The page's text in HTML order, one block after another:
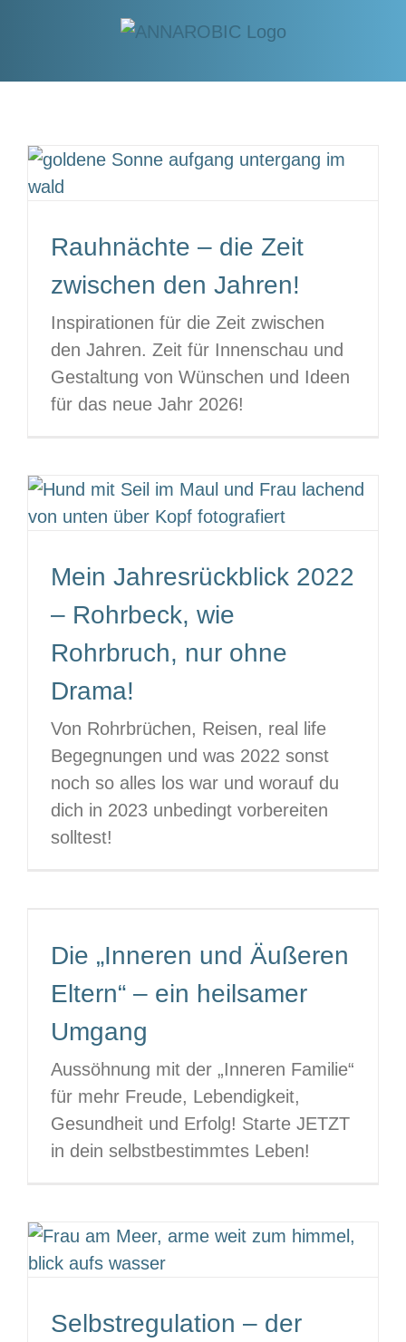
Rauhnächte – die Zeit
zwischen den Jahren!
Inspirationen für die Zeit zwischen
den Jahren. Zeit für Innenschau und
Gestaltung von Wünschen und Ideen
für das neue Jahr 2026!
Mein Jahresrückblick 2022
– Rohrbeck, wie
Rohrbruch, nur ohne
Drama!
Von Rohrbrüchen, Reisen, real life
Begegnungen und was 2022 sonst
noch so alles los war und worauf du
dich in 2023 unbedingt vorbereiten
solltest!
Die „Inneren und Äußeren
Eltern“ – ein heilsamer
Umgang
Aussöhnung mit der „Inneren Familie“
für mehr Freude, Lebendigkeit,
Gesundheit und Erfolg! Starte JETZT
in dein selbstbestimmtes Leben!
Selbstregulation – der